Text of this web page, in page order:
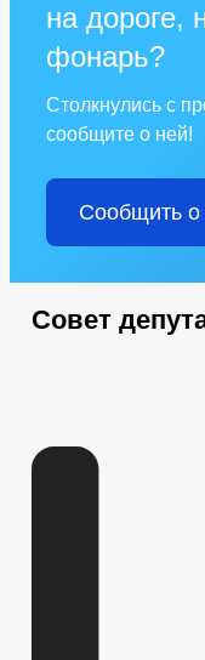
на дороге,
фонарь?
Столкнулись с
сообщите о ней!
Сообщить
Совет